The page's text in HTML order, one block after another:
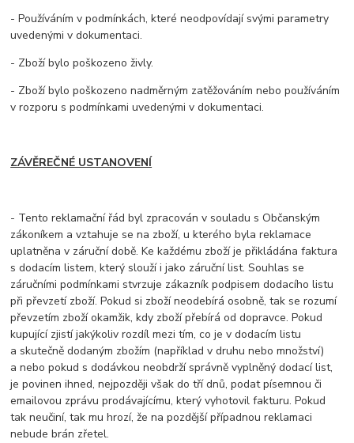
- Používáním v podmínkách, které neodpovídají svými parametry
uvedenými v dokumentaci.
- Zboží bylo poškozeno živly.
- Zboží bylo poškozeno nadměrným zatěžováním nebo používáním
v rozporu s podmínkami uvedenými v dokumentaci.
ZÁVĚREČNÉ USTANOVENÍ
- Tento reklamační řád byl zpracován v souladu s Občanským
zákoníkem a vztahuje se na zboží, u kterého byla reklamace
uplatněna v záruční době. Ke každému zboží je přikládána faktura
s dodacím listem, který slouží i jako záruční list. Souhlas se
záručními podmínkami stvrzuje zákazník podpisem dodacího listu
při převzetí zboží. Pokud si zboží neodebírá osobně, tak se rozumí
převzetím zboží okamžik, kdy zboží přebírá od dopravce. Pokud
kupující zjistí jakýkoliv rozdíl mezi tím, co je v dodacím listu
a skutečně dodaným zbožím (například v druhu nebo množství)
a nebo pokud s dodávkou neobdrží správně vyplněný dodací list,
je povinen ihned, nejpozději však do tří dnů, podat písemnou či
emailovou zprávu prodávajícímu, který vyhotovil fakturu. Pokud
tak neučiní, tak mu hrozí, že na pozdější případnou reklamaci
nebude brán zřetel.